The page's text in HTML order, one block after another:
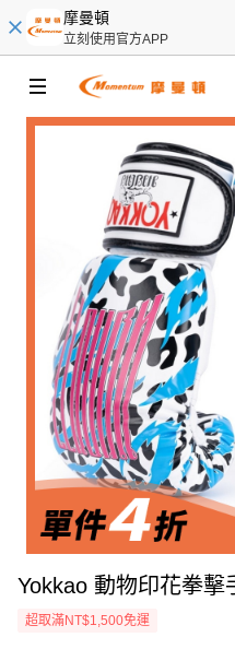
摩曼頓
立刻使用官方APP
Yokkao 動物印花拳
超取滿NT$1,500免運